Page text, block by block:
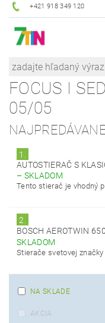
+421 918 349 120
FOCUS I
05/05
1.
AUTOSTIERAČ S
– SKLADOM
Tento stierač je vhodný
2.
BOSCH AEROTWIN
SKLADOM
Stierače svetovej
NA SKLADE
AKCIA